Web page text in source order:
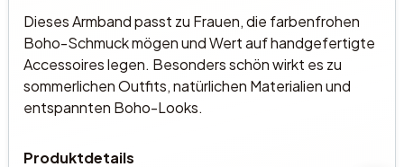
Dieses Armband passt zu Frauen, die farbenfrohen
Boho-Schmuck mögen und Wert auf handgefertigte
Accessoires legen. Besonders schön wirkt es zu
sommerlichen Outfits, natürlichen Materialien und
entspannten Boho-Looks.
Produktdetails